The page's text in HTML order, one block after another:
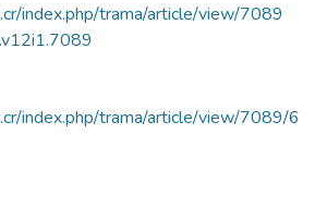
index.php/trama/article/view/7089
index.php/trama/article/view/7089/6